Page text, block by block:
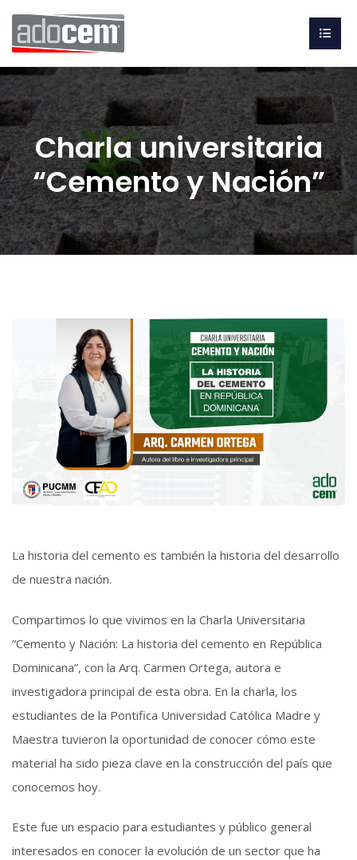
Charla universitaria
“Cemento y Nación”
La historia del cemento es también la historia del desarrollo
de nuestra nación.
Compartimos lo que vivimos en la Charla Universitaria
“Cemento y Nación: La historia del cemento en República
Dominicana”, con la Arq. Carmen Ortega, autora e
investigadora principal de esta obra. En la charla, los
estudiantes de la Pontifica Universidad Católica Madre y
Maestra tuvieron la oportunidad de conocer cómo este
material ha sido pieza clave en la construcción del país que
conocemos hoy.
Este fue un espacio para estudiantes y público general
interesados en conocer la evolución de un sector que ha